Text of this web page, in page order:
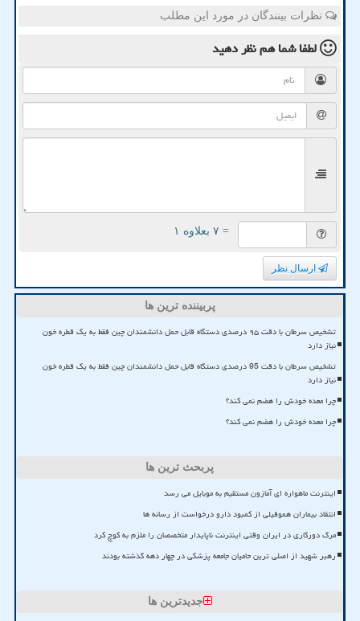
نظرات بینندگان در مورد این مطلب
لطفا شما همنظر دهید
= ۷ بعلاوه ۱
ارسال نظر
پربیننده ترین ها
تشخیص سرطان با دقت ۹۵ درصدی دستگاه قابل حمل دانشمندان چین فقط به یک قطره خون
نیاز دارد
تشخیص سرطان با دقت 95 درصدی دستگاه قابل حمل دانشمندان چین فقط به یک قطره خون
نیاز دارد
چرا معده خودش را هضم نمی کند؟
چرا معده خودش را هضم نمی کند؟
پربحث ترین ها
اینترنت ماهواره ای آمازون مستقیم به موبایل می رسد
انتقاد بیماران هموفیلی از کمبود دارو درخواست از رسانه ها
مرگ دورکاری در ایران وقتی اینترنت ناپایدار متخصصان را ملزم به کوچ کرد
رهبر شهید از اصلی ترین حامیان جامعه پزشکی در چهار دهه گذشته بودند
جدیدترین ها